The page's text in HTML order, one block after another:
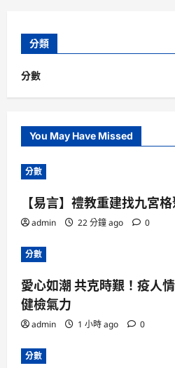
分類
分數
You May Have Missed
分數
【易言】禮教重建找九宮
admin 22 分鐘 ago 0
分數
愛心如潮 共克時艱！疫人
健檢氣力
admin 1 小時 ago 0
分數